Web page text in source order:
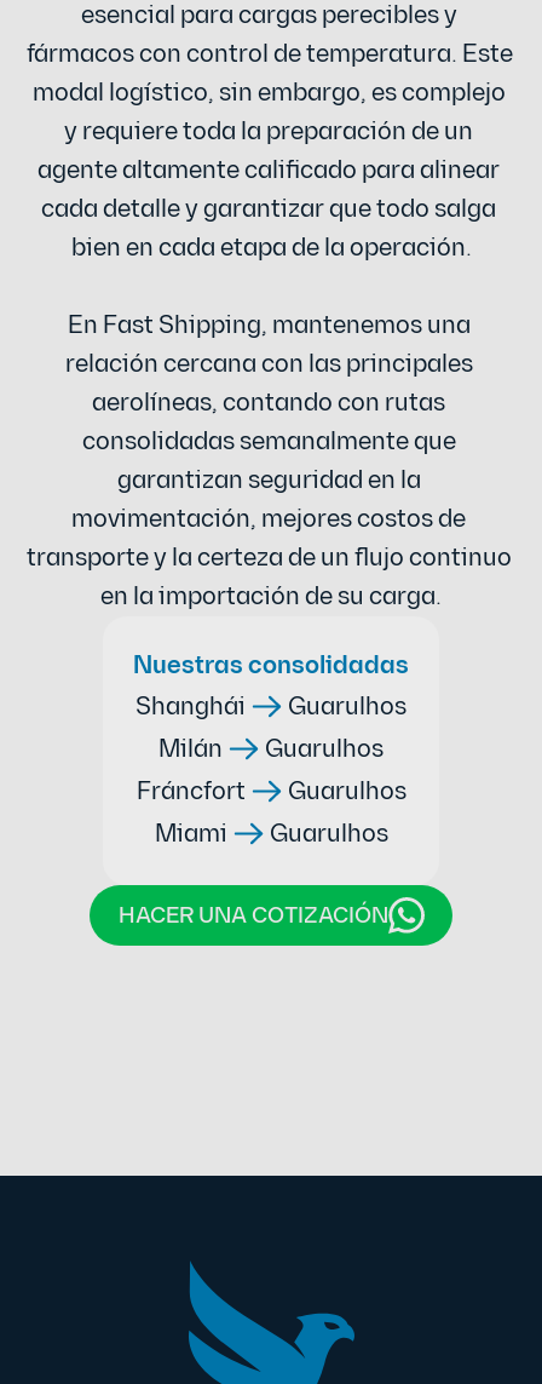
esencial para cargas perecibles y
fármacos con control de temperatura. Este
modal logístico, sin embargo, es complejo
y requiere toda la preparación de un
agente altamente calificado para alinear
cada detalle y garantizar que todo salga
bien en cada etapa de la operación.
En Fast Shipping, mantenemos una
relación cercana con las principales
aerolíneas, contando con rutas
consolidadas semanalmente que
garantizan seguridad en la
movimentación, mejores costos de
transporte y la certeza de un flujo continuo
en la importación de su carga.
Nuestras consolidadas
Shanghái
Guarulhos
Milán
Guarulhos
Fráncfort
Guarulhos
Miami
Guarulhos
HACER UNA COTIZACIÓN